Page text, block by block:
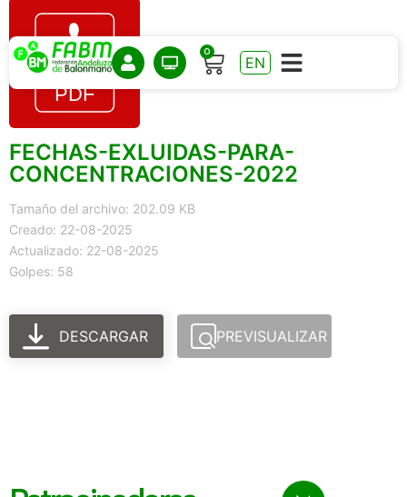
0
EN
FECHAS-EXLUIDAS-PARA-
CONCENTRACIONES-2022
Tamaño del archivo: 202.09 KB
Creado: 22-08-2025
Actualizado: 22-08-2025
Golpes: 58
DESCARGAR PREVISUALIZAR